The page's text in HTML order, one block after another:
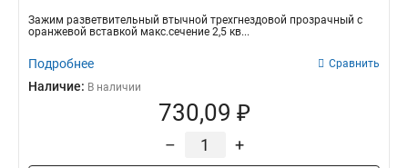
Зажим разветвительный втычной трехгнездовой прозрачный с
оранжевой вставкой макс.сечение 2,5 кв...
Подробнее Сравнить
Наличие: В наличии
730,09 ₽
– +